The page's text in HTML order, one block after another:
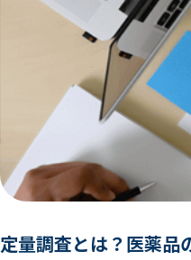
定量調査とは？医薬品